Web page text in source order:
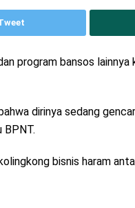
program bansos lainnya
dirinya sedang
BPNT.
bisnis haram